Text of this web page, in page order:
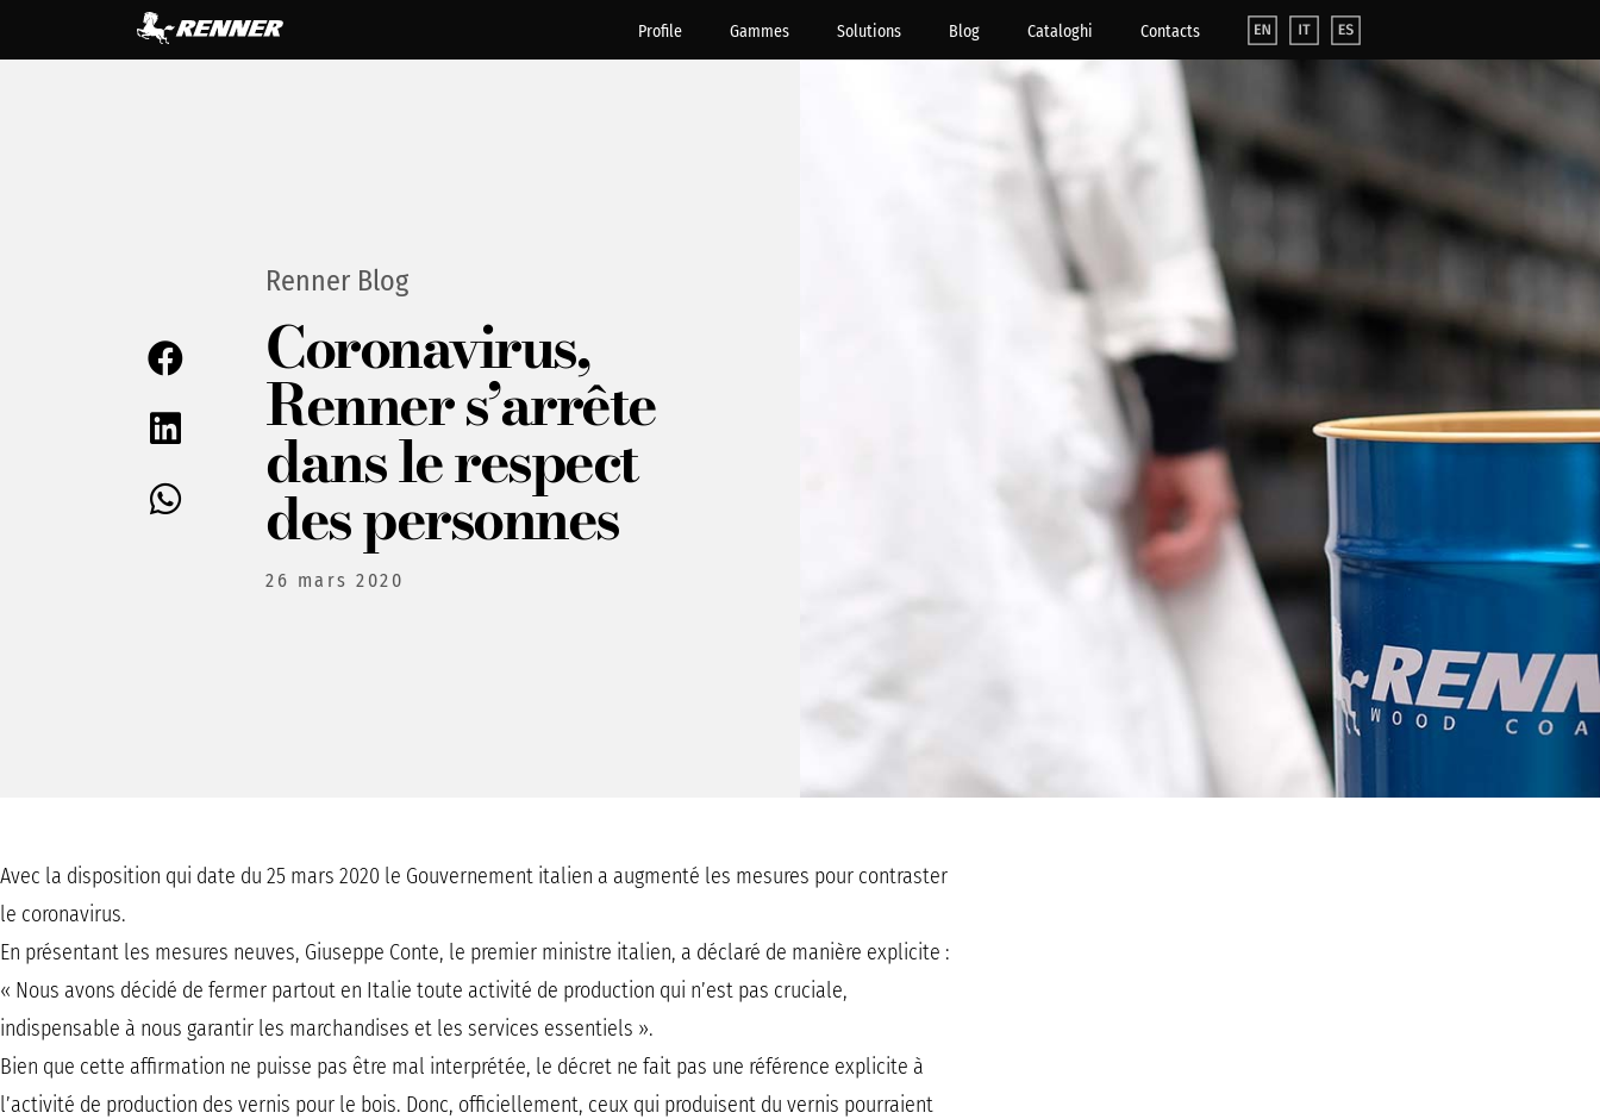
Profile Gammes Solutions Blog Cataloghi Contacts
Renner Blog
Coronavirus,
Renner s’arrête
dans le respect
des personnes
26 mars 2020
Avec la disposition qui date du 25 mars 2020 le Gouvernement italien a augmenté les mesures pour contraster
le coronavirus.
En présentant les mesures neuves, Giuseppe Conte, le premier ministre italien, a déclaré de manière explicite :
« Nous avons décidé de fermer partout en Italie toute activité de production qui n’est pas cruciale,
indispensable à nous garantir les marchandises et les services essentiels ».
Bien que cette affirmation ne puisse pas être mal interprétée, le décret ne fait pas une référence explicite à
l’activité de production des vernis pour le bois. Donc, officiellement, ceux qui produisent du vernis pourraient